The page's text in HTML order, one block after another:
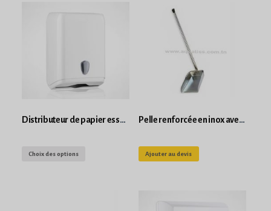
Distributeur de papier essuie main en feuille
Choix des options
Pelle renforcée en inox avec manche
Ajouter au devis